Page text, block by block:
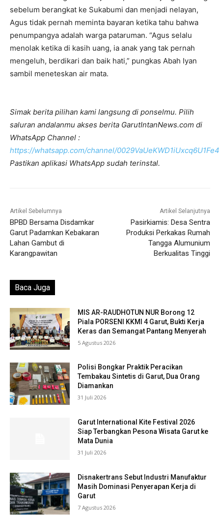
sebelum berangkat ke Sukabumi dan menjadi nelayan,
Agus tidak pernah meminta bayaran ketika tahu bahwa
penumpangya adalah warga pataruman. “Agus selalu
menolak ketika di kasih uang, ia anak yang tak pernah
mengeluh, berdikari dan baik hati,” pungkas Abah Iyan
sambil meneteskan air mata.
Simak berita pilihan kami langsung di ponselmu. Pilih
saluran andalanmu akses berita GarutIntanNews.com di
WhatsApp Channel :
https://whatsapp.com/channel/
Pastikan aplikasi WhatsApp sudah terinstal.
Artikel Sebelumnya
BPBD Bersama Disdamkar
Garut Padamkan Kebakaran
Lahan Gambut di
Karangpawitan
Artikel Selanjutnya
Pasirkiamis: Desa Sentra
Produksi Perkakas Rumah
Tangga Alumunium
Berkualitas Tinggi
Baca Juga
MIS AR-RAUDHOTUN NUR Borong 12
Piala PORSENI KKMI 4 Garut, Bukti Kerja
Keras dan Semangat Pantang Menyerah
5 Agustus 2026
Polisi Bongkar Praktik Peracikan
Tembakau Sintetis di Garut, Dua Orang
Diamankan
31 Juli 2026
Garut International Kite Festival 2026
Siap Terbangkan Pesona Wisata Garut ke
Mata Dunia
31 Juli 2026
Disnakertrans Sebut Industri Manufaktur
Masih Dominasi Penyerapan Kerja di
Garut
7 Agustus 2026